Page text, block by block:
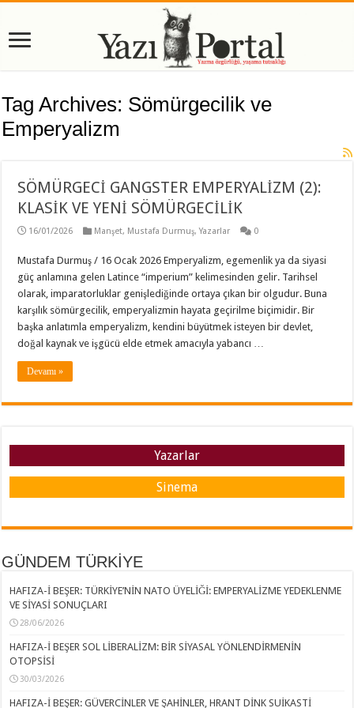
Tag Archives: Sömürgecilik ve
Emperyalizm
SÖMÜRGECİ GANGSTER EMPERYALİZM (2):
KLASİK VE YENİ SÖMÜRGECİLİK
16/01/2026 Manşet, Mustafa Durmuş,Yazarlar 0
Mustafa Durmuş / 16 Ocak 2026 Emperyalizm, egemenlik ya da siyasi
güç anlamına gelen Latince “imperium” kelimesinden gelir. Tarihsel
olarak, imparatorluklar genişlediğinde ortaya çıkan bir olgudur. Buna
karşılık sömürgecilik, emperyalizmin hayata geçirilme biçimidir. Bir
başka anlatımla emperyalizm, kendini büyütmek isteyen bir devlet,
doğal kaynak ve işgücü elde etmek amacıyla yabancı …
Devamı »
Yazarlar
Sinema
GÜNDEM TÜRKİYE
HAFIZA-İ BEŞER: TÜRKİYE’NİN NATO ÜYELİĞİ: EMPERYALİZME YEDEKLENME
VE SİYASİ SONUÇLARI
28/06/2026
HAFIZA-İ BEŞER SOL LİBERALİZM: BİR SİYASAL YÖNLENDİRMENİN
OTOPSİSİ
30/03/2026
HAFIZA-İ BEŞER: GÜVERCİNLER VE ŞAHİNLER, HRANT DİNK SUİKASTİ